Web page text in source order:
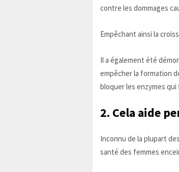
contre les dommages
Empêchant ainsi la
Il a également été
empêcher la formation
bloquer les enzymes
2. Cela aide
Inconnu de la plupart
santé des femmes